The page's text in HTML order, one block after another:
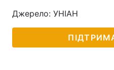
Здоров'я
Джерело: УНІАН